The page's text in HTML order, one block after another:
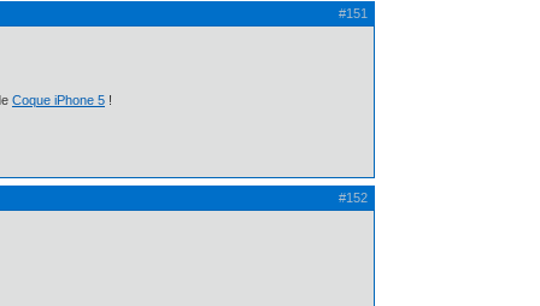
#151
Coque iPhone 5 !
#152